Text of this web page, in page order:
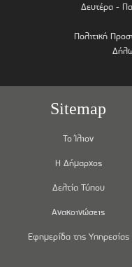
Δευτέρα -
Πολιτική
Sitemap
Το Ίλιον
Η Δήμαρχος
Δελτία Τύπου
Ανακοινώσεις
Εφημερίδα της Υπηρεσίας